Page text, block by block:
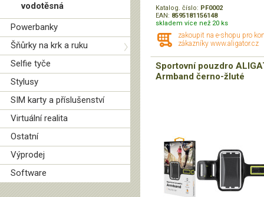
vodotěsná
Powerbanky
Šňůrky na krk a ruku
Selfie tyče
Stylusy
SIM karty a příslušenství
Virtuální realita
Ostatní
Výprodej
Software
Katalog. číslo: PF0002
EAN: 8595181156148
skladem více než 20 ks
zakoupit na e-shopu pro
zákazníky www.aligator.cz
Sportovní pouzdro
Armband černo-žluté